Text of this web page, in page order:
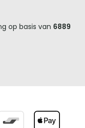
op basis van 6889